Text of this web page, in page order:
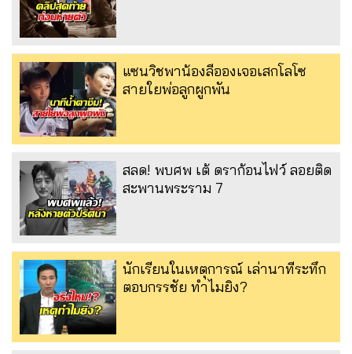
แซนวิชพาน้องลีอองเจอเสกโลโซ
สายใยพ่อลูกผูกพัน
สลด! พบศพ เต้ ดราก้อนไฟว์ ลอยติด
สะพานพระราม 7
นักเรียนในเหตุการณ์ เล่านาทีระทึก
ตอบกรรชัย ทำไมยิง?